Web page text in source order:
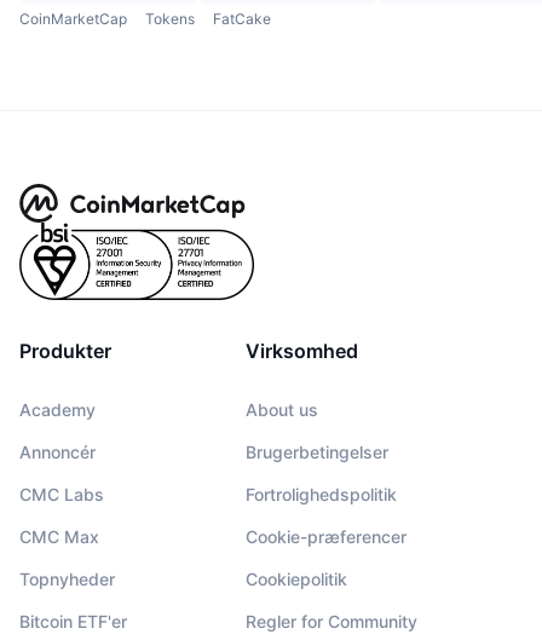
CoinMarketCap Tokens FatCake
Produkter
Academy
Annoncér
CMC Labs
CMC Max
Topnyheder
Bitcoin ETF'er
Virksomhed
About us
Brugerbetingelser
Fortrolighedspolitik
Cookie-præferencer
Cookiepolitik
Regler for Community